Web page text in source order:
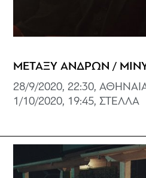
ΜΕΤΑΞΥ ΑΝΔΡΩΝ /
28/9/2020, 22:30,
1/10/2020, 19:45, ΣΤΕΛΛΑ